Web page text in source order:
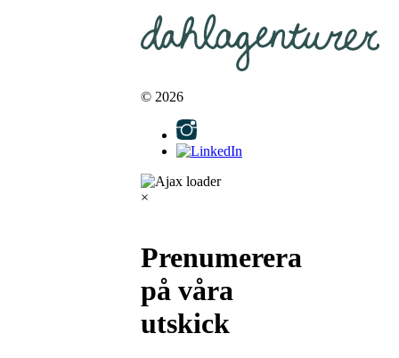
© 2026
×
Prenumerera
på våra
utskick